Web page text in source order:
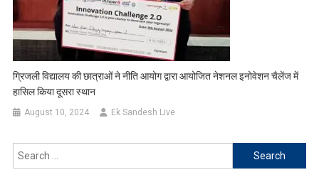
ग्रिजली विद्यालय की छात्राओं ने नीति आयोग द्वारा आयोजित नेशनल इनोवेशन चैलेंज में
हासिल किया दूसरा स्थान
August 10, 2024 Ek Sandesh Live
Search
for: